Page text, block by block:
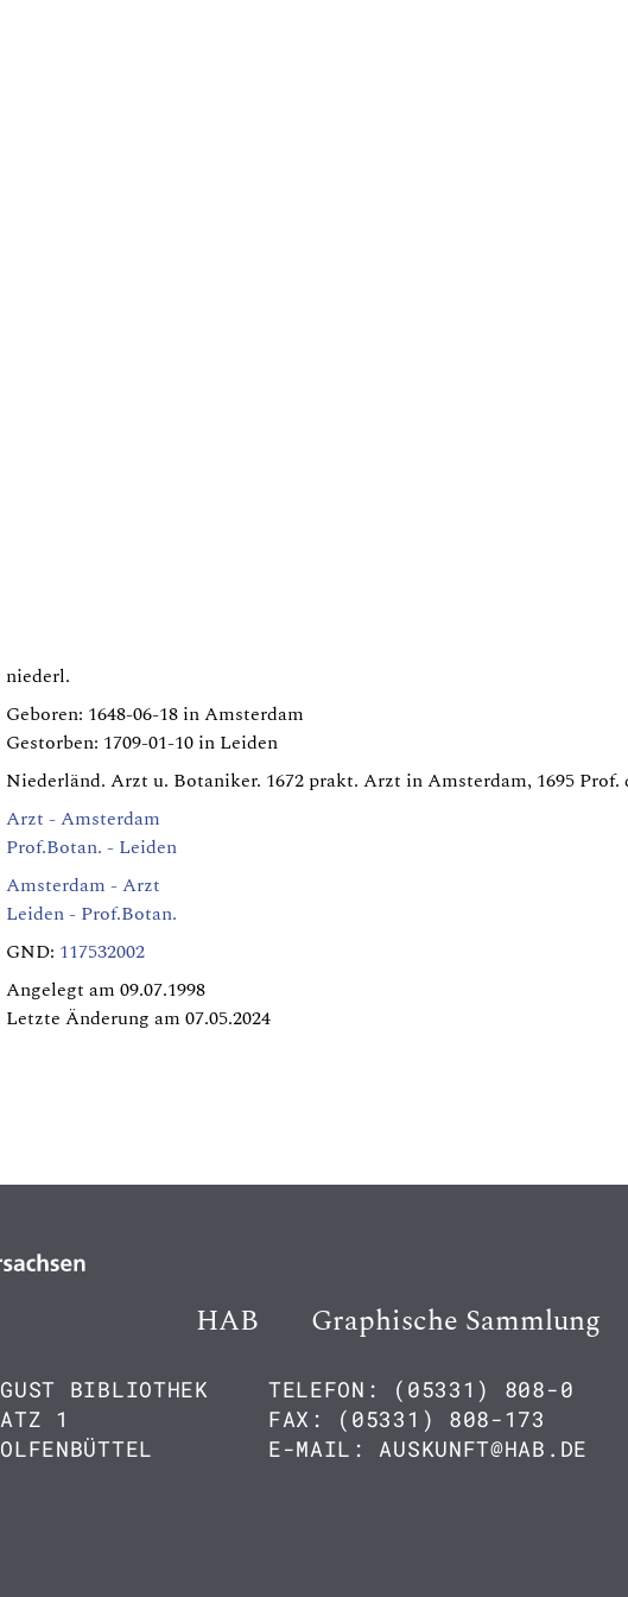
niederl.
Geboren: 1648-06-18 in Amsterdam
Gestorben: 1709-01-10 in Leiden
Niederländ. Arzt u. Botaniker. 1672 prakt. Arzt in Amsterdam, 1695 Prof.
Arzt - Amsterdam
Prof.Botan. - Leiden
Amsterdam - Arzt
Leiden - Prof.Botan.
GND: 117532002
Angelegt am 09.07.1998
Letzte Änderung am 07.05.2024
HAB Graphische Sammlung
BIBLIOTHEK
1
TELEFON: (05331) 808-0
FAX: (05331) 808-173
E-MAIL: AUSKUNFT@HAB.DE